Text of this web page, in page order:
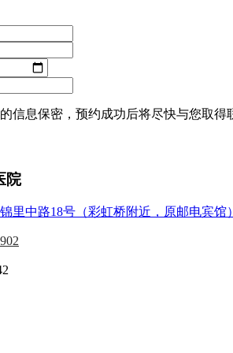
信息保密，预约成功后将尽快与您取得
院
里中路18号（彩虹桥附近，原邮电宾馆）